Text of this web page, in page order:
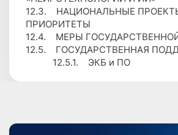
12.3. НАЦИОНАЛЬНЫЕ
ПРИОРИТЕТЫ
12.4. МЕРЫ
12.5. ГОСУДАРСТВЕННАЯ
12.5.1. ЭКБ и ПО